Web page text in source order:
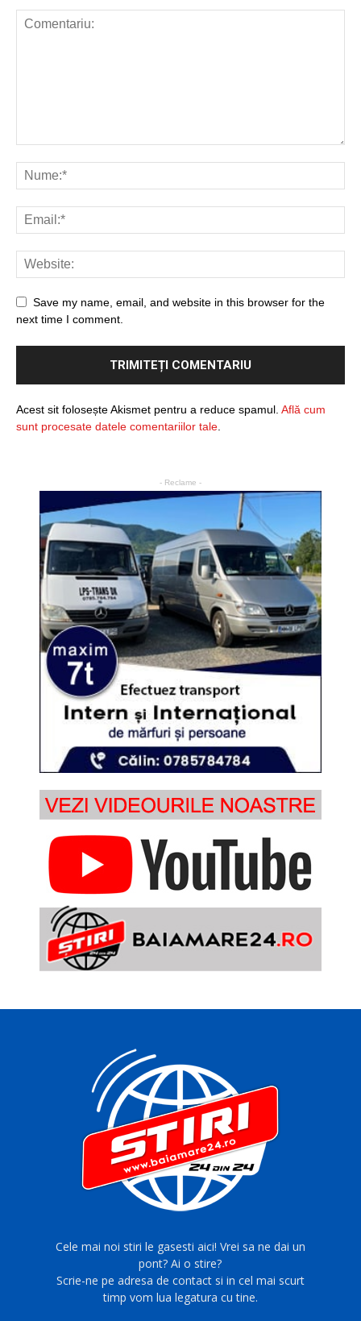
Save my name, email, and website in this browser for the
next time I comment.
Acest sit folosește Akismet pentru a reduce spamul. Află cum
sunt procesate datele comentariilor tale.
- Reclame -
Cele mai noi stiri le gasesti aici! Vrei sa ne dai un
pont? Ai o stire?
Scrie-ne pe adresa de contact si in cel mai scurt
timp vom lua legatura cu tine.